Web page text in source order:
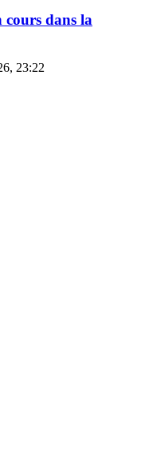
cours dans la
23:22